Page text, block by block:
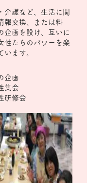
介護など、生活に関
報交換、または料
企画を設け、互いに
性たちのパワーを楽
います。
企画
集会
研修会